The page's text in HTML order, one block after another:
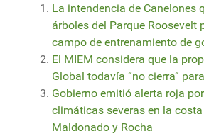
La intendencia de Canelones
árboles del Parque Roosevelt
campo de entrenamiento de
El MIEM considera que la
Global todavía “no cierra”
Gobierno emitió alerta roja
climáticas severas en la costa
Maldonado y Rocha